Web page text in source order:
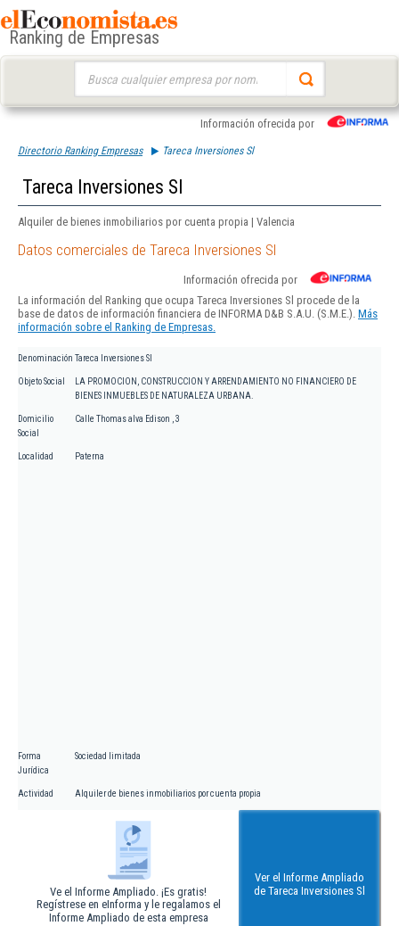
Ranking de Empresas
Información ofrecida por
Directorio Ranking Empresas Tareca Inversiones Sl
Tareca Inversiones Sl
Alquiler de bienes inmobiliarios por cuenta propia | Valencia
Datos comerciales de Tareca Inversiones Sl
Información ofrecida por
La información del Ranking que ocupa Tareca Inversiones Sl procede de la
base de datos de información financiera de INFORMA D&B S.A.U. (S.M.E.). Más
información sobre el Ranking de Empresas.
Denominación Tareca Inversiones Sl
Objeto Social
LA PROMOCION, CONSTRUCCION Y ARRENDAMIENTO NO FINANCIERO DE
BIENES INMUEBLES DE NATURALEZA URBANA.
Domicilio
Social
Calle Thomas alva Edison , 3
Localidad Paterna
Forma
Jurídica
Sociedad limitada
Actividad Alquiler de bienes inmobiliarios por cuenta propia
Ve el Informe Ampliado. ¡Es gratis!
Regístrese en eInforma y le regalamos el
Informe Ampliado de esta empresa
Ver el Informe Ampliado
de Tareca Inversiones Sl